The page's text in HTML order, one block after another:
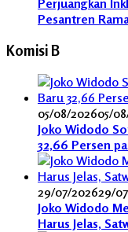
Perjuangkan
Pesantren
Komisi B
05/08/202605/
Joko Widodo
32,66 Persen
29/07/202629/
Joko Widodo
Harus Jelas,